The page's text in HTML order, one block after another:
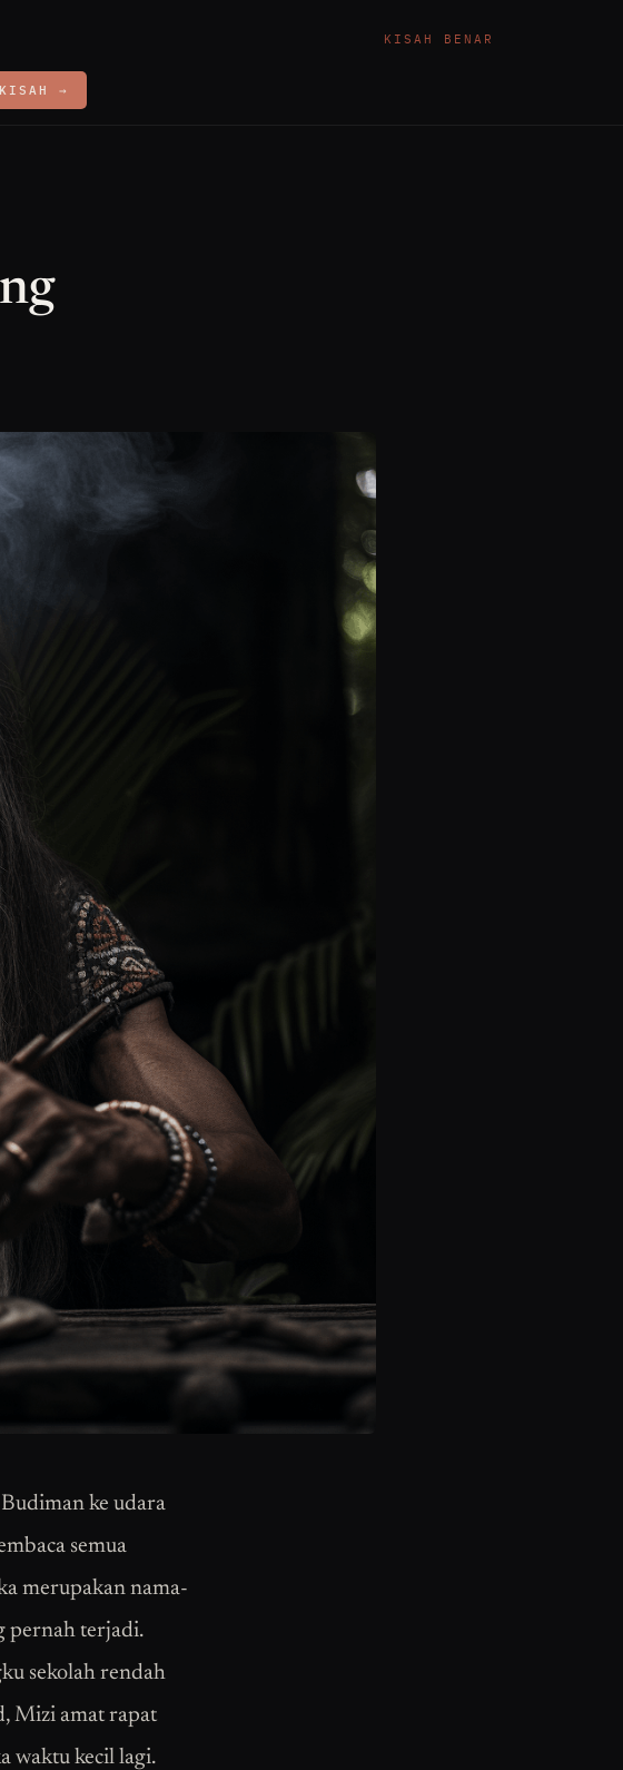
KISAH BENAR
→
ke udara
semua
merupakan nama-
pernah terjadi.
sekolah rendah
Mizi amat rapat
waktu kecil lagi.